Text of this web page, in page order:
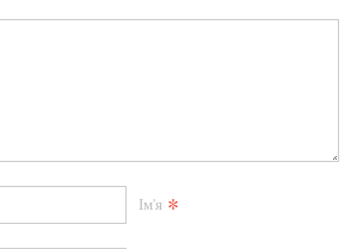
Ім'я *